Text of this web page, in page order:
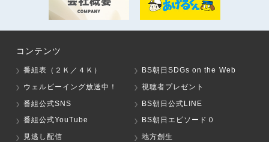
コンテンツ
番組表（２Ｋ／４Ｋ）
BS朝日SDGs on the Web
ウェルビーイング放送中！
視聴者プレゼント
番組公式SNS
BS朝日公式LINE
番組公式YouTube
BS朝日エピソード０
見逃し配信
地方創生